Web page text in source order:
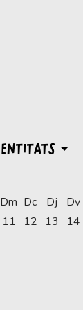
ENTITATS
Dm
11
Dc
12
Dj
13
Dv
14